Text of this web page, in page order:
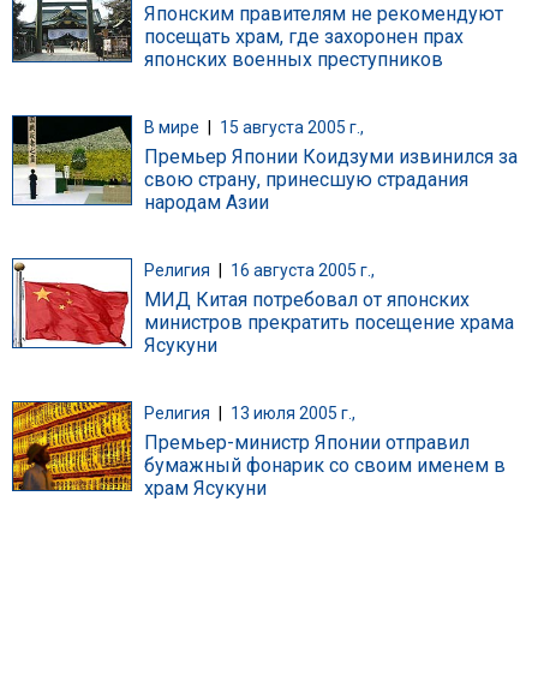
Японским правителям не рекомендуют
посещать храм, где захоронен прах
японских военных преступников
В мире 15 августа 2005 г.,
Премьер Японии Коидзуми извинился за
свою страну, принесшую страдания
народам Азии
Религия 16 августа 2005 г.,
МИД Китая потребовал от японских
министров прекратить посещение храма
Ясукуни
Религия 13 июля 2005 г.,
Премьер-министр Японии отправил
бумажный фонарик со своим именем в
храм Ясукуни